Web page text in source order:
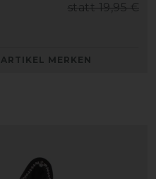
statt 19,95 €
ARTIKEL MERKEN